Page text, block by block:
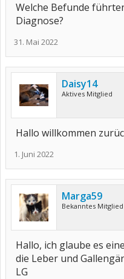
Welche Befunde
Diagnose?
31. Mai 2022
Daisy14
Aktives Mitglied
Hallo willkommen
1. Juni 2022
Marga59
Bekanntes Mitglied
Hallo, ich glaube es
die Leber und
LG